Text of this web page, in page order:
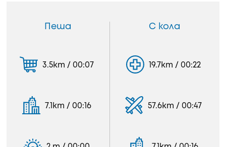
Пеша
3.5km / 00:07
7.1km / 00:16
С кола
19.7km / 00:22
57.6km / 00:47